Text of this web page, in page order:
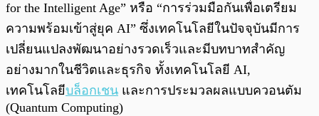
for the Intelligent Age” หรือ “การร่วมมือกันเพื่อเตรียม
ความพร้อมเข้าสู่ยุค AI” ซึ่งเทคโนโลยีในปัจจุบันมีการ
เปลี่ยนแปลงพัฒนาอย่างรวดเร็วและมีบทบาทสำคัญ
อย่างมากในชีวิตและธุรกิจ ทั้งเทคโนโลยี AI,
เทคโนโลยีบล็อกเชน และการประมวลผลแบบควอนตัม
(Quantum Computing)